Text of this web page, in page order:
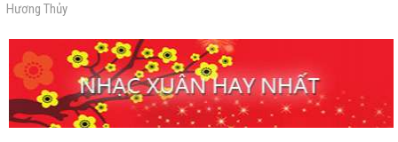
Hương Thủy